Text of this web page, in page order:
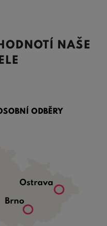
NAŠE
ODBĚRY